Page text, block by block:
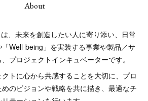
About
、未来を創造したい人に寄り添い、日常
Well-being」を実装する事業や製品／サ
プロジェクトインキュベーターです。
トに心から共感することを大切に、プロ
のビジョンや戦略を共に描き、最適なチ